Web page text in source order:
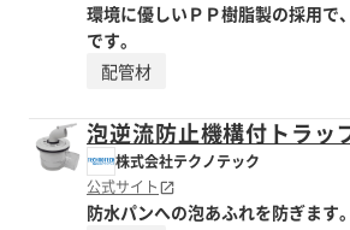
環境に優しいＰＰ樹脂製の採用で
です。
配管材
泡逆流防止機構付トラッ
株式会社テクノテック
公式サイト
防水パンへの泡あふれを防ぎます。